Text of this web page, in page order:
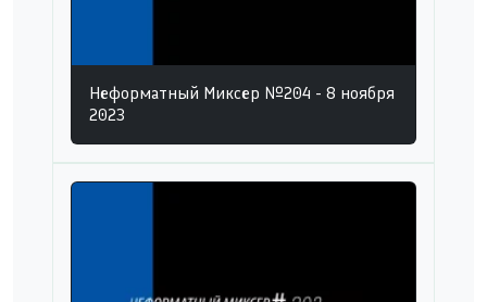
Неформатный Миксер №204 - 8 ноября
2023